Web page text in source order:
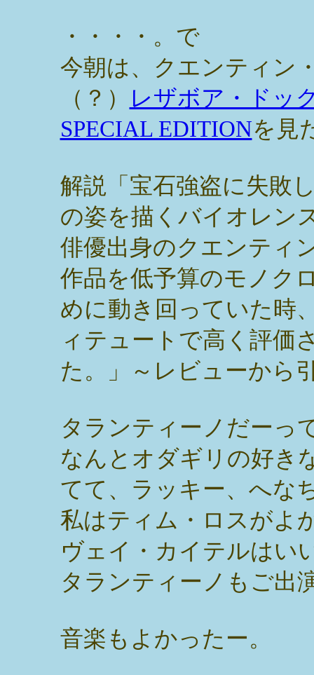
・・・・。で
今朝は、クエンティン
（？）
レザボア・ドッ
SPECIAL EDITIONを見
解説「宝石強盗に失敗
の姿を描くバイオレン
俳優出身のクエンティ
作品を低予算のモノク
めに動き回っていた時
ィテュートで高く評価
た。」～レビューから
タランティーノだーっ
なんとオダギリの好き
てて、ラッキー、へな
私はティム・ロスがよ
ヴェイ・カイテルはい
タランティーノもご出
音楽もよかったー。